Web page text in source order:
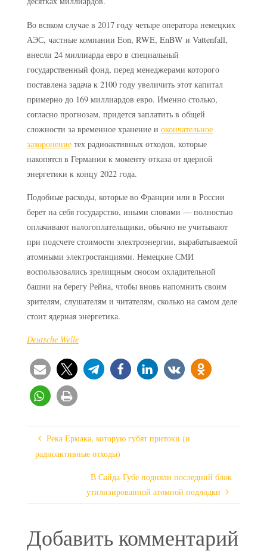
Во всяком случае в 2017 году четыре оператора немецких
АЭС, частные компании Eon, RWE, EnBW и Vattenfall,
внесли 24 миллиарда евро в специальный
государственный фонд, перед менеджерами которого
поставлена задача к 2100 году увеличить этот капитал
примерно до 169 миллиардов евро. Именно столько,
согласно прогнозам, придется заплатить в общей
сложности за временное хранение и окончательное
захоронениетех радиоактивных отходов, которые
накопятся в Германии к моменту отказа от ядерной
энергетики к концу 2022 года.
Подобные расходы, которые во Франции или в России
берет на себя государство, иными словами — полностью
оплачивают налогоплательщики, обычно не учитывают
при подсчете стоимости электроэнергии, вырабатываемой
атомными электростанциями. Немецкие СМИ
воспользовались зрелищным сносом охладительной
башни на берегу Рейна, чтобы вновь напомнить своим
зрителям, слушателям и читателям, сколько на самом деле
стоит ядерная энергетика.
Deutsche Welle
Река Ермака, которую губят притоки (и
радиоактивные отходы)
В Сайда-Губе подняли последний блок
утилизированной атомной подлодки
Добавить комментарий